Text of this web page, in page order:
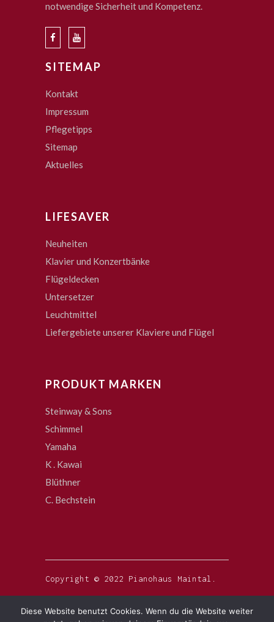
notwendige Sicherheit und Kompetenz.
SITEMAP
Kontakt
Impressum
Pflegetipps
Sitemap
Aktuelles
LIFESAVER
Neuheiten
Klavier und Konzertbänke
Flügeldecken
Untersetzer
Leuchtmittel
Liefergebiete unserer Klaviere und Flügel
PRODUKT MARKEN
Steinway & Sons
Schimmel
Yamaha
K . Kawai
Blüthner
C. Bechstein
Copyright © 2022 Pianohaus Maintal.
Diese Website benutzt Cookies. Wenn du die Website weiter